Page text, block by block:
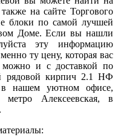
на сайте Торгового
блоки по самой лучшей
Доме. Если вы нашли
эту информацию
ту цену, которая вас
можно и с доставкой по
рядовой кирпич 2.1 НФ
в нашем уютном офисе,
Алексеевская, в